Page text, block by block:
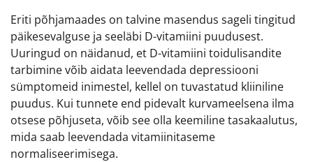
Eriti põhjamaades on talvine masendus sageli tingitud
päikesevalguse ja seeläbi D-vitamiini puudusest.
Uuringud on näidanud, et D-vitamiini toidulisandite
tarbimine võib aidata leevendada depressiooni
sümptomeid inimestel, kellel on tuvastatud kliiniline
puudus. Kui tunnete end pidevalt kurvameelsena ilma
otsese põhjuseta, võib see olla keemiline tasakaalutus,
mida saab leevendada vitamiinitaseme
normaliseerimisega.